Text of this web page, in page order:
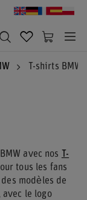
T-shirts BMW
avec nos
T-
tous les fans
modèles de
le logo